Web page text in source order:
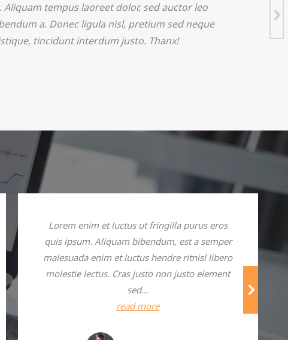
Aliquam tempus laoreet dolor, sed auctor leo
a. Donec ligula nisl, pretium sed neque
tincidunt interdum justo. Thanx!
Lorem enim et luctus ut fringilla purus eros
quis ipsum. Aliquam bibendum, est a semper
malesuada enim et luctus hendre ritnisl libero
molestie lectus. Cras justo non justo element
sed…
read more